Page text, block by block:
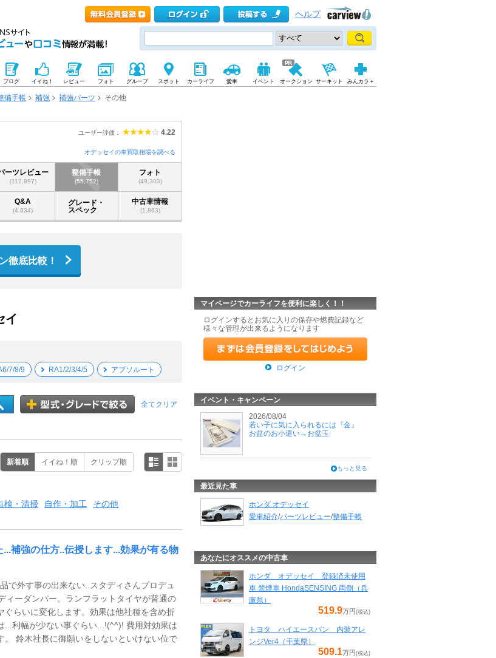
ヘルプ
ブログ イイね！ レビュー フォト グループ スポット カーライフ 愛車 イベント オークション サーキット みんカラ＋
備手帳 補強 補強パーツ その他
ユーザー評価： 4.22
オデッセイの車買取相場を調べる
ーツレビュー
(112,897)
整備手帳
(55,752)
フォト
(49,303)
Q&A
(4,634)
グレード・
スペック
中古車情報
(1,863)
徹底比較！
イ
7/8/9 RA1/2/3/4/5 アブソルート
全てクリア
新着順 イイね！順 クリップ順
検・清掃 自作・加工 その他
...補強の仕方..伝授します...効果が有る物
で外す事の出来ない..スタディさんプロデュ
ィーダンパー。ランフラットタイヤが普通の
ぐらいに変化します。効果は他社種を含め折
...利幅が少ない事ぐらい...!(^^)! 費用対効果は
。 鈴木社長に御願いをしないといけない位で
マイページでカーライフを便利に楽しく！！
ログインするとお気に入りの保存や燃費記録など
様々な管理が出来るようになります
ログイン
イベント・キャンペーン
2026/08/04
若い子に気に入られるには『金』
お盆のお小遣い→お盆玉
もっと見る
最近見た車
ホンダ オデッセイ
愛車紹介/パーツレビュー/整備手帳
あなたにオススメの中古車
ホンダ オデッセイ 登録済未使用
車 禁煙車 HondaSENSING 両側（兵
庫県）
519.9万円 (税込)
トヨタ ハイエースバン 内装アレ
ンジVer4（千葉県）
509.1万円 (税込)